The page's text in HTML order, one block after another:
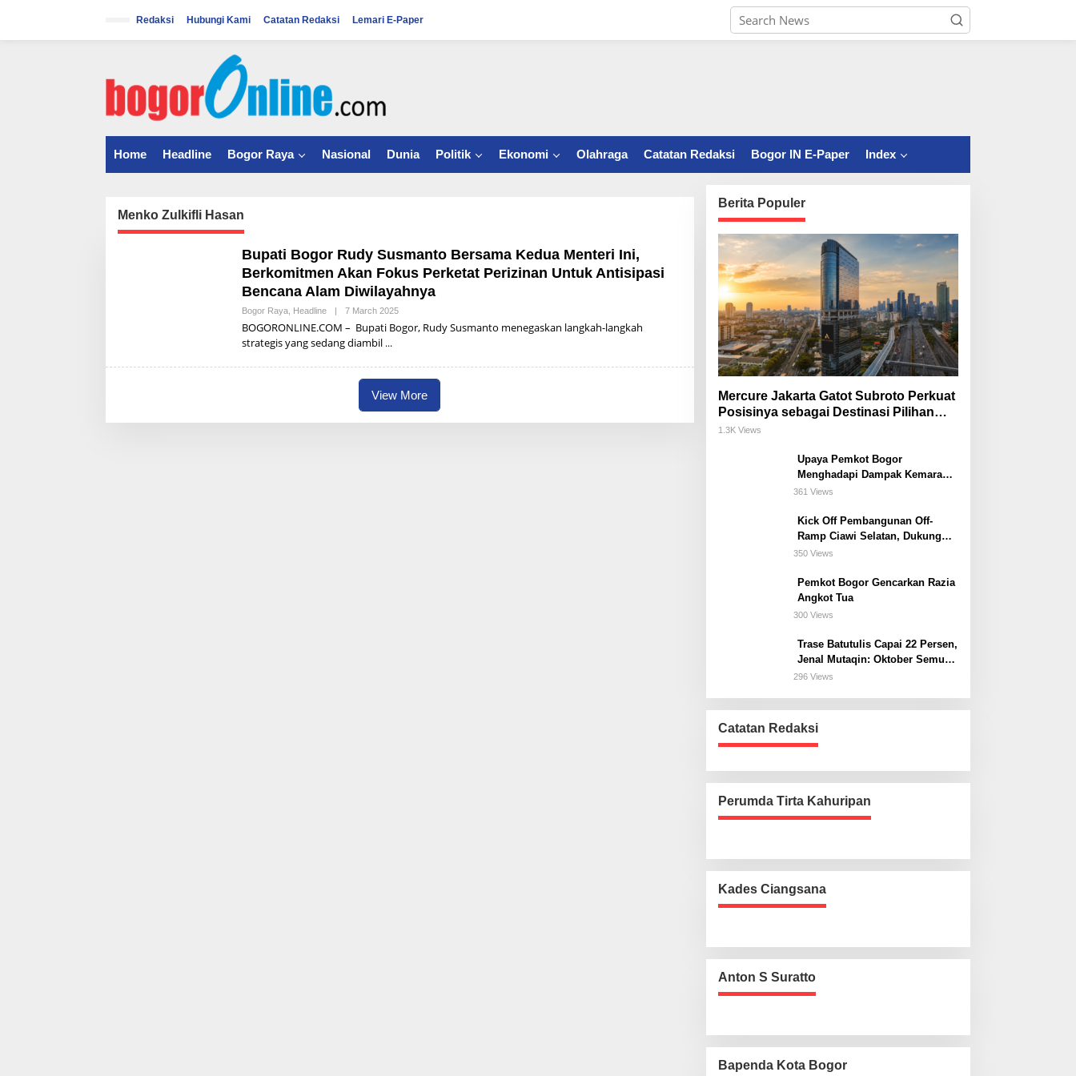
i
Redaksi Hubungi Kami Catatan Redaksi Lemari E-Paper
Home Headline Bogor Raya Nasional Dunia Politik Ekonomi Olahraga Catatan Redaksi Bogor IN E-Paper Index
Menko Zulkifli Hasan
Bupati Bogor Rudy Susmanto Bersama Kedua Menteri Ini,
Berkomitmen Akan Fokus Perketat Perizinan Untuk Antisipasi
Bencana Alam Diwilayahnya
Bogor Raya Headline | 7 March 2025
A
N
B
O
BOGORONLINE.COM – Bupati Bogor, Rudy Susmanto menegaskan langkah-langkah
strategis yang sedang diambil
View More
Berita Populer
Mercure Jakarta Gatot Subroto Perkuat
Posisinya sebagai Destinasi Pilihan
untuk Bisnis, Staycation, Meeting, dan
1.3K Views
Upaya Pemkot Bogor
Menghadapi Dampak Kemarau
Panjang
361 Views
Kick Off Pembangunan Off-
Ramp Ciawi Selatan, Dukung
Konektivitas Antarwilayah di
350 Views
Pemkot Bogor Gencarkan Razia
Angkot Tua
300 Views
Trase Batutulis Capai 22 Persen,
Jenal Mutaqin: Oktober Semua
Harus Beres
296 Views
Catatan Redaksi
Perumda Tirta Kahuripan
Kades Ciangsana
Anton S Suratto
Bapenda Kota Bogor